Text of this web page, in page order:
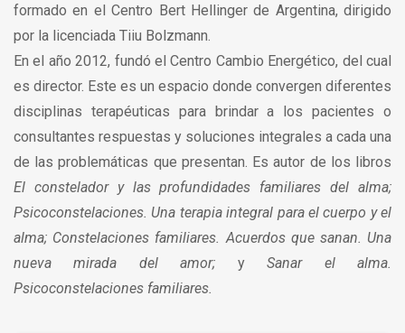
formado en el Centro Bert Hellinger de Argentina, dirigido
por la licenciada Tiiu Bolzmann.
En el año 2012, fundó el Centro Cambio Energético, del cual
es director. Este es un espacio donde convergen diferentes
disciplinas terapéuticas para brindar a los pacientes o
consultantes respuestas y soluciones integrales a cada una
de las problemáticas que presentan. Es autor de los libros
El constelador y las profundidades familiares del alma;
Psicoconstelaciones. Una terapia integral para el cuerpo y el
alma; Constelaciones familiares. Acuerdos que sanan. Una
nueva mirada del amor; ySanar el alma.
Psicoconstelaciones familiares.